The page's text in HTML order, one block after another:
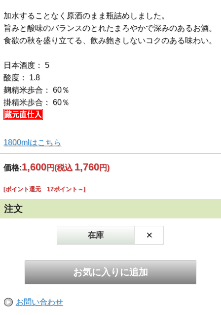
加水することなく原酒のまま瓶詰めしました。
旨みと酸味のバランスのとれたまろやかで深みのあるお酒。
食欲の秋を盛り立てる、飲み飽きしないコクのある味わい。
日本酒度： 5
酸度： 1.8
麹精米歩合： 60％
掛精米歩合： 60％
1800mlはこちら
価格:1,600円(税込 1,760円)
[ポイント還元 17ポイント～]
注文
在庫 ×
お問い合わせ